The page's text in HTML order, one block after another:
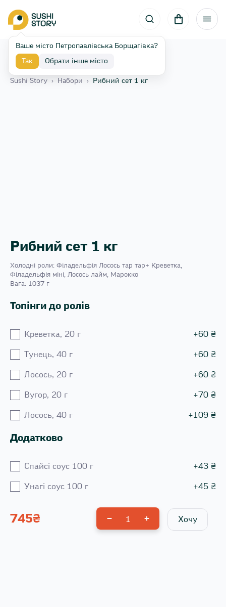
Ваше місто Петропавлівська Борщагівка?
Так Обрати інше місто
Назад
Sushi Story › Набори › Рибний сет 1 кг
Рибний сет 1 кг
Холодні роли: Філадельфія Лосось тар тар+ Креветка,
Філадельфія міні, Лосось лайм, Марокко
Вага: 1037 г
Топінги до ролів
Креветка, 20 г +60 ₴
Тунець, 40 г +60 ₴
Лосось, 20 г +60 ₴
Вугор, 20 г +70 ₴
Лосось, 40 г +109 ₴
Додатково
Спайсі соус 100 г +43 ₴
Унагі соус 100 г +45 ₴
745₴ 1 Хочу